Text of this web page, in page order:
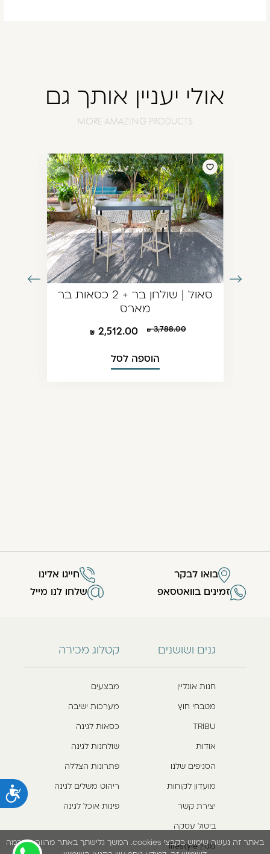
באתר זה נעשה שימוש בקבצי cookies. המשך גלישתך באתר מהווה הסכמה
אולי יעניין אותך גם
עבור
עבור
לתמונהסאול | שולחן בר + 2 כסאות בר
מארס
2,512.00 3,788.00
הוספה לסל
גנים ושושנים
חנות אונליין
מטבחי חוץ
TRIBU
אודות
הסניפים שלנו
מועדון לקוחות
יצירת קשר
ביטול עסקה
מגזין lifestyle
קטלוג מכירה
מבצעים
מערכות ישיבה
כסאות לגינה
שולחנות לגינה
פתרונות הצללה
ריהוט משלים לגינה
פינות אוכל לגינה
בואו לבקר
חייגו אלינו
זמינים בוואטסאפ
שלחו לנו מייל